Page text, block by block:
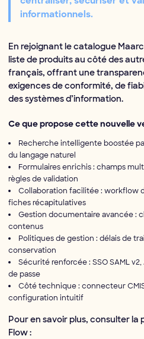
informationnels.
En rejoignant le catalogue
liste de produits au côté des
français, offrant une
exigences de conformité, de
des systèmes d’information.
Ce que propose cette nouvelle
Recherche intelligente boostée
du langage naturel
Formulaires enrichis : champs
règles de validation
Collaboration facilitée : workflow
fiches récapitulatives
Gestion documentaire avancée :
contenus
Politiques de gestion : délais de
conservation
Sécurité renforcée : SSO SAML
de passe
Côté technique : connecteur
configuration intuitif
Pour en savoir plus, consulter la
Flow :